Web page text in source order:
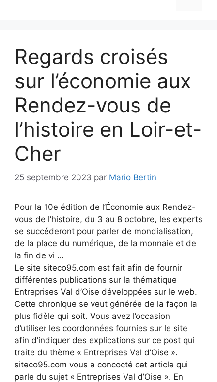
Regards croisés
sur l’économie aux
Rendez-vous de
l’histoire en Loir-et-
Cher
25 septembre 2023 par Mario Bertin
Pour la 10e édition de l’Économie aux Rendez-
vous de l’histoire, du 3 au 8 octobre, les experts
se succéderont pour parler de mondialisation,
de la place du numérique, de la monnaie et de
la fin de vi …
Le site siteco95.com est fait afin de fournir
différentes publications sur la thématique
Entreprises Val d’Oise développées sur le web.
Cette chronique se veut générée de la façon la
plus fidèle qui soit. Vous avez l’occasion
d’utiliser les coordonnées fournies sur le site
afin d’indiquer des explications sur ce post qui
traite du thème « Entreprises Val d’Oise ».
siteco95.com vous a concocté cet article qui
parle du sujet « Entreprises Val d’Oise ». En